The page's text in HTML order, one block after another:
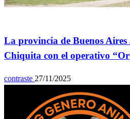
La provincia de Buenos Aires
Chiquita con el operativo
contraste 27/11/2025